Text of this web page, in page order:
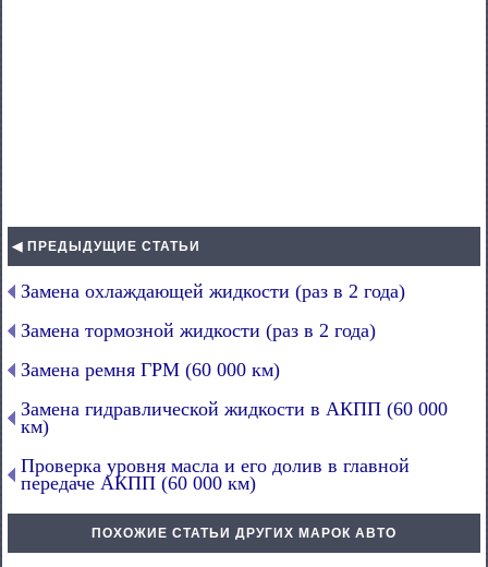
◀ ПРЕДЫДУЩИЕ СТАТЬИ
Замена охлаждающей жидкости (раз в 2 года)
Замена тормозной жидкости (раз в 2 года)
Замена ремня ГРМ (60 000 км)
Замена гидравлической жидкости в АКПП (60 000
км)
Проверка уровня масла и его долив в главной
передаче АКПП (60 000 км)
ПОХОЖИЕ СТАТЬИ ДРУГИХ МАРОК АВТО